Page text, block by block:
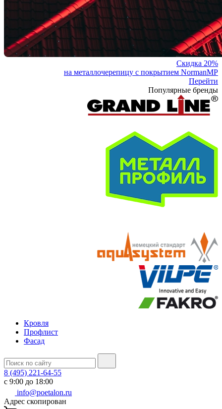
Скидка 20%
на металлочерепицу с покрытием NormanMP
Перейти
Популярные бренды
Кровля
Профлист
Фасад
8 (495) 221-64-55
с 9:00 до 18:00
info@poetalon.ru
Адрес скопирован